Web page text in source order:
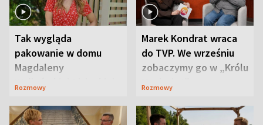
Tak wygląda
pakowanie w domu
Magdaleny
Waligórskiej-Lisieckiej.
Rozmowy
Marek Kondrat wraca
do TVP. We wrześniu
zobaczymy go w „Królu
Maciusiu I”
Rozmowy